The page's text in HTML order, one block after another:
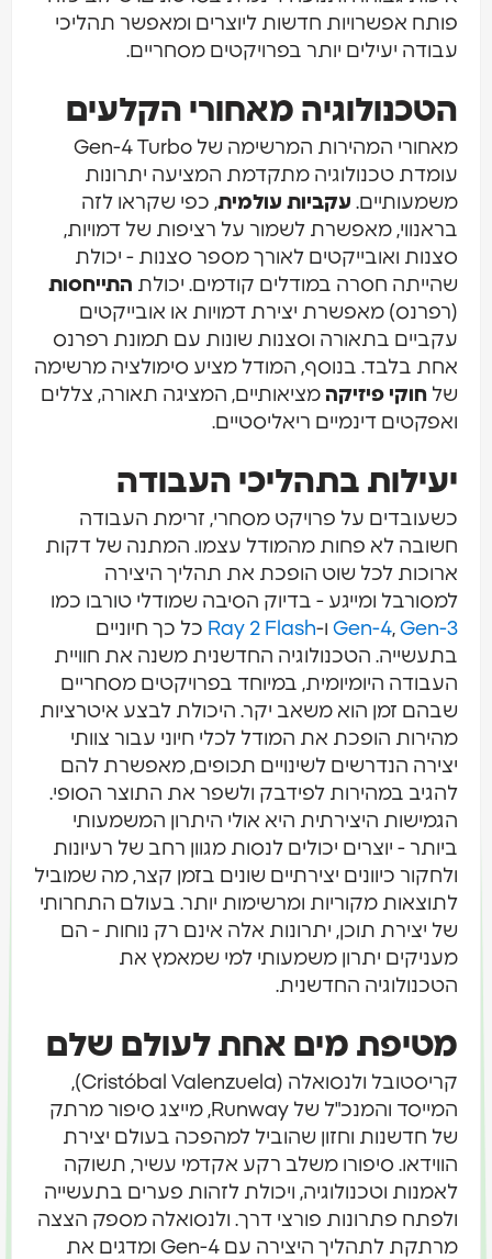
פותח אפשרויות חדשות ליוצרים ומאפשר תהליכי
עבודה יעילים יותר בפרויקטים מסחריים.
הטכנולוגיה מאחורי הקלעים
מאחורי המהירות המרשימה של Gen-4 Turbo
עומדת טכנולוגיה מתקדמת המציעה יתרונות
משמעותיים.עקביות עולמית, כפי שקראו לזה
בראנווי, מאפשרת לשמור על רציפות של דמויות,
סצנות ואובייקטים לאורך מספר סצנות - יכולת
שהייתה חסרה במודלים קודמים. יכולתהתייחסות
(רפרנס) מאפשרת יצירת דמויות או אובייקטים
עקביים בתאורה וסצנות שונות עם תמונת רפרנס
אחת בלבד. בנוסף, המודל מציע סימולציה מרשימה
שלחוקי פיזיקהמציאותיים, המציגה תאורה, צללים
ואפקטים דינמיים ריאליסטיים.
יעילות בתהליכי העבודה
כשעובדים על פרויקט מסחרי, זרימת העבודה
חשובה לא פחות מהמודל עצמו. המתנה של דקות
ארוכות לכל שוט הופכת את תהליך היצירה
למסורבל ומייגע - בדיוק הסיבה שמודלי טורבו כמו
Gen-4,Gen-3 ו-Ray 2 Flashכל כך חיוניים
בתעשייה. הטכנולוגיה החדשנית משנה את חוויית
העבודה היומיומית, במיוחד בפרויקטים מסחריים
שבהם זמן הוא משאב יקר. היכולת לבצע איטרציות
מהירות הופכת את המודל לכלי חיוני עבור צוותי
יצירה הנדרשים לשינויים תכופים, מאפשרת להם
להגיב במהירות לפידבק ולשפר את התוצר הסופי.
הגמישות היצירתית היא אולי היתרון המשמעותי
ביותר - יוצרים יכולים לנסות מגוון רחב של רעיונות
ולחקור כיוונים יצירתיים שונים בזמן קצר, מה שמוביל
לתוצאות מקוריות ומרשימות יותר. בעולם התחרותי
של יצירת תוכן, יתרונות אלה אינם רק נוחות - הם
מעניקים יתרון משמעותי למי שמאמץ את
הטכנולוגיה החדשנית.
מטיפת מים אחת לעולם שלם
קריסטובל ולנסואלה (Cristóbal Valenzuela),
המייסד והמנכ"ל של Runway, מייצג סיפור מרתק
של חדשנות וחזון שהוביל למהפכה בעולם יצירת
הווידאו. סיפורו משלב רקע אקדמי עשיר, תשוקה
לאמנות וטכנולוגיה, ויכולת לזהות פערים בתעשייה
ולפתח פתרונות פורצי דרך. ולנסואלה מספק הצצה
מרתקת לתהליך היצירה עם Gen-4 ומדגים את